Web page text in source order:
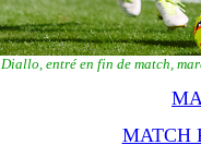
Diallo, entré en fin de match,
MATCH